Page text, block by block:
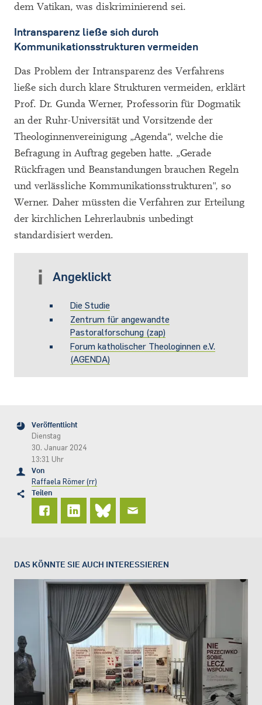
dem Vatikan, was diskriminierend sei.
Intransparenz ließe sich durch
Kommunikationsstrukturen vermeiden
Das Problem der Intransparenz des Verfahrens
ließe sich durch klare Strukturen vermeiden, erklärt
Prof. Dr. Gunda Werner, Professorin für Dogmatik
an der Ruhr-Universität und Vorsitzende der
Theologinnenvereinigung „Agenda“, welche die
Befragung in Auftrag gegeben hatte. „Gerade
Rückfragen und Beanstandungen brauchen Regeln
und verlässliche Kommunikationsstrukturen", so
Werner. Daher müssten die Verfahren zur Erteilung
der kirchlichen Lehrerlaubnis unbedingt
standardisiert werden.
Angeklickt
Die Studie
Zentrum für angewandte
Pastoralforschung (zap)
Forum katholischer Theologinnen e.V.
(AGENDA)
Veröffentlicht
Dienstag
30. Januar 2024
13:31 Uhr
Von
Raffaela Römer (rr)
Teilen
DAS KÖNNTE SIE AUCH INTERESSIEREN